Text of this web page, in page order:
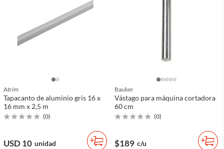
Atrim
Tapacanto de aluminio gris 16 x
16 mm x 2,5 m
(0)
USD 10 unidad
Bauker
Vástago para máquina cortadora
60 cm
(0)
$189 c/u